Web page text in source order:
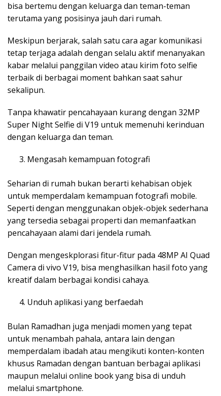
bisa bertemu dengan keluarga dan teman-teman
terutama yang posisinya jauh dari rumah.
Meskipun berjarak, salah satu cara agar komunikasi
tetap terjaga adalah dengan selalu aktif menanyakan
kabar melalui panggilan video atau kirim foto selfie
terbaik di berbagai moment bahkan saat sahur
sekalipun.
Tanpa khawatir pencahayaan kurang dengan 32MP
Super Night Selfie di V19 untuk memenuhi kerinduan
dengan keluarga dan teman.
Mengasah kemampuan fotografi
Seharian di rumah bukan berarti kehabisan objek
untuk memperdalam kemampuan fotografi mobile.
Seperti dengan menggunakan objek-objek sederhana
yang tersedia sebagai properti dan memanfaatkan
pencahayaan alami dari jendela rumah.
Dengan mengeskplorasi fitur-fitur pada 48MP AI Quad
Camera di vivo V19, bisa menghasilkan hasil foto yang
kreatif dalam berbagai kondisi cahaya.
Unduh aplikasi yang berfaedah
Bulan Ramadhan juga menjadi momen yang tepat
untuk menambah pahala, antara lain dengan
memperdalam ibadah atau mengikuti konten-konten
khusus Ramadan dengan bantuan berbagai aplikasi
maupun melalui online book yang bisa di unduh
melalui smartphone.